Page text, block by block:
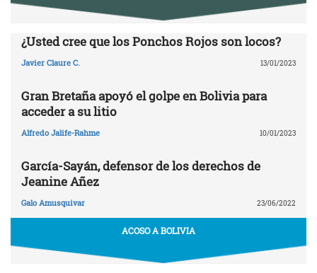
¿Usted cree que los Ponchos Rojos son locos?
Javier Claure C. 13/01/2023
Gran Bretaña apoyó el golpe en Bolivia para
acceder a su litio
Alfredo Jalife-Rahme 10/01/2023
García-Sayán, defensor de los derechos de
Jeanine Añez
Galo Amusquivar 23/06/2022
ACOSO A BOLIVIA